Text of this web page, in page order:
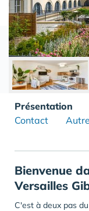
Présentation
Contact
Bienvenue
Versailles
C'est à deux pas